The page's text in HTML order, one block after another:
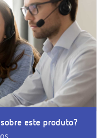
este produto?